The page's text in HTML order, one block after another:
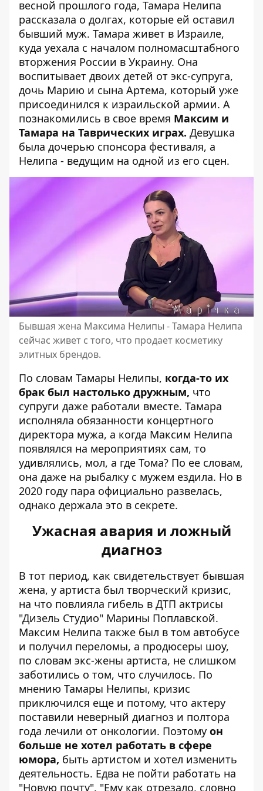
весной прошлого года, Тамара Нелипа
рассказала о долгах, которые ей оставил
бывший муж. Тамара живет в Израиле,
куда уехала с началом полномасштабного
вторжения России в Украину. Она
воспитывает двоих детей от экс-супруга,
дочь Марию и сына Артема, который уже
присоединился к израильской армии. А
познакомились в свое время Максим и
Тамара на Таврических играх. Девушка
была дочерью спонсора фестиваля, а
Нелипа - ведущим на одной из его сцен.
Бывшая жена Максима Нелипы - Тамара Нелипа
сейчас живет с того, что продает косметику
элитных брендов.
По словам Тамары Нелипы, когда-то их
брак был настолько дружным, что
супруги даже работали вместе. Тамара
исполняла обязанности концертного
директора мужа, а когда Максим Нелипа
появлялся на мероприятиях сам, то
удивлялись, мол, а где Тома? По ее словам,
она даже на рыбалку с мужем ездила. Но в
2020 году пара официально развелась,
однако держала это в секрете.
Ужасная авария и ложный
диагноз
В тот период, как свидетельствует бывшая
жена, у артиста был творческий кризис,
на что повлияла гибель в ДТП актрисы
"Дизель Студио" Марины Поплавской.
Максим Нелипа также был в том автобусе
и получил переломы, а продюсеры шоу,
по словам экс-жены артиста, не слишком
заботились о том, что случилось. По
мнению Тамары Нелипы, кризис
приключился еще и потому, что актеру
поставили неверный диагноз и полтора
года лечили от онкологии. Поэтому он
больше не хотел работать в сфере
юмора, быть артистом и хотел изменить
деятельность. Едва не пойти работать на
"Новую почту". "Ему как отрезало, словно